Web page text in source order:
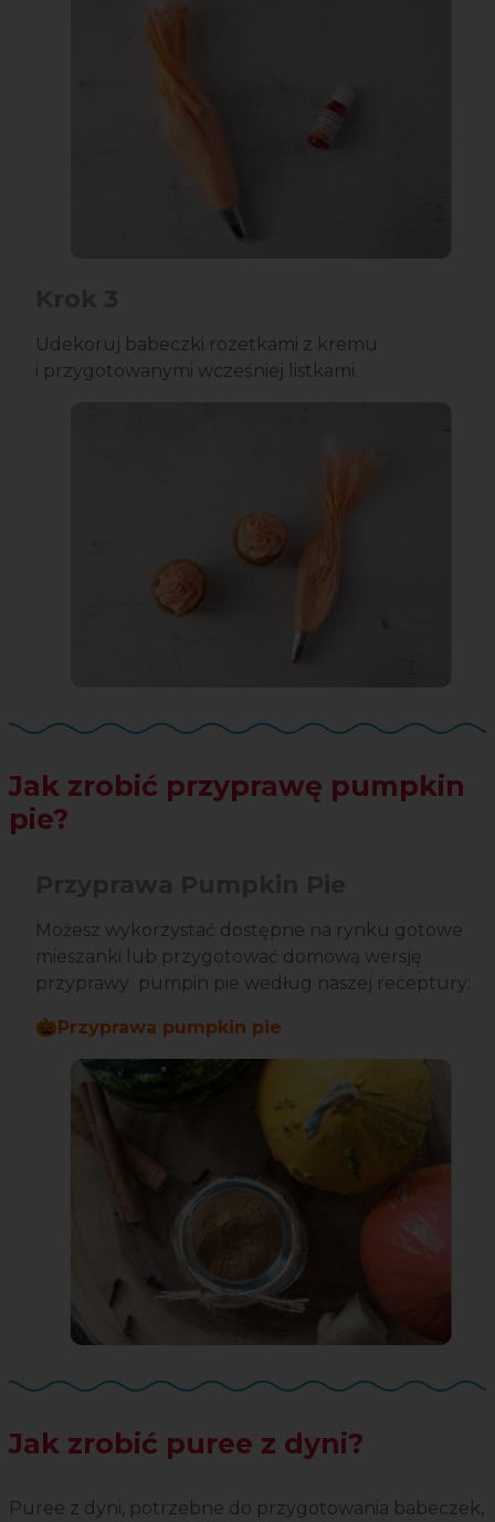
Udekoruj babeczki rozetkami z kremu
i przygotowanymi wcześniej listkami.
Jak zrobić przyprawę pumpkin
pie?
Możesz wykorzystać dostępne na rynku gotowe
mieszanki lub przygotować domową wersję
przyprawy pumpin pie według naszej receptury:
🎃Przyprawa pumpkin pie
Jak zrobić puree z dyni?
Puree z dyni, potrzebne do przygotowania babeczek,